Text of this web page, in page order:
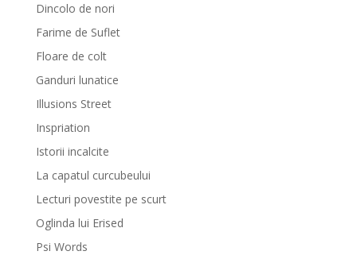
Dincolo de nori
Farime de Suflet
Floare de colt
Ganduri lunatice
Illusions Street
Inspriation
Istorii incalcite
La capatul curcubeului
Lecturi povestite pe scurt
Oglinda lui Erised
Psi Words